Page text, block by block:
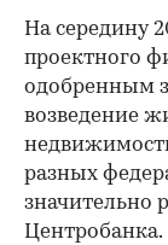
На середину
проектного
одобренным
возведение
разных
значительно
Центробанка.